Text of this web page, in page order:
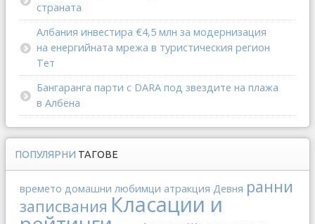
страната
Албания инвестира €4,5 млн за модернизация
на енергийната мрежа в туристическия регион
Тет
Бангаранга парти с DARA под звездите на плажа
в Албена
ПОПУЛЯРНИ ТАГОВЕ
времето домашни любимци атракция Девня ранни
записвания Класации и